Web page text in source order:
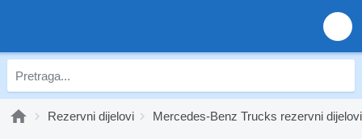
Rezervni dijelovi Mercedes-Benz Trucks rezervni dijelovi